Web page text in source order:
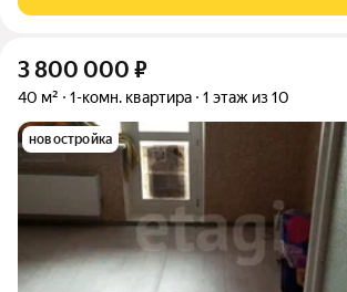
3 800 000 ₽
40 м² 1-комн. квартира 1 этаж из 10
новостройка